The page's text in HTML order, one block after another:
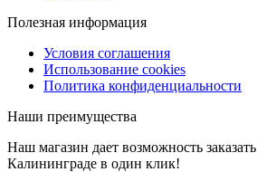
Полезная информация
Условия соглашения
Использование cookies
Политика конфиденциальности
Наши преимущества
Наш магазин дает возможность заказать
Калининграде в один клик!